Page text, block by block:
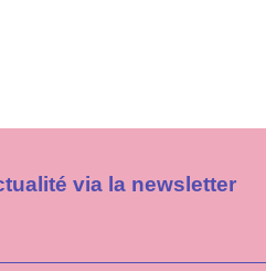
via la newsletter